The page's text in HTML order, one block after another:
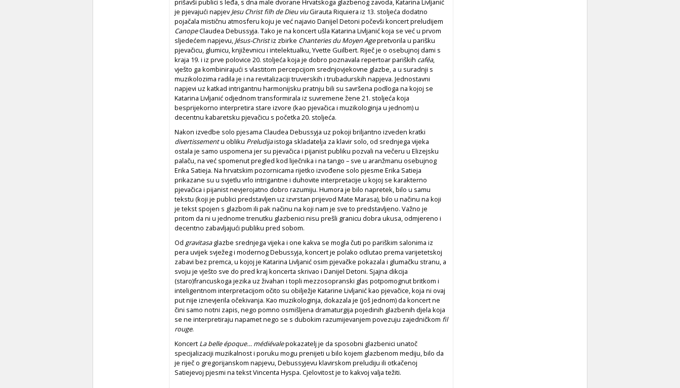
prišavši publici s leđa, s dna male dvorane Hrvatskoga glazbenog zavoda, Katarina Livljanić
je pjevajući napjevJesu Christ filh de Dieu viuGirauta Riquiera iz 13. stoljeća dodatno
pojačala mističnu atmosferu koju je već najavio Danijel Detoni počevši koncert preludijem
CanopeClaudea Debussyja. Tako je na koncert ušla Katarina Livljanić koja se već u prvom
sljedećem napjevu, Jésus-Christiz zbirke Chanteries du Moyen Agepretvorila u parišku
pjevačicu, glumicu, književnicu i intelektualku, Yvette Guilbert. Riječ je o osebujnoj dami s
kraja 19. i iz prve polovice 20. stoljeća koja je dobro poznavala repertoar pariških caféa,
vješto ga kombinirajući s vlastitom percepcijom srednjovjekovne glazbe, a u suradnji s
muzikolozima radila je i na revitalizaciji truverskih i trubadurskih napjeva. Jednostavni
napjevi uz katkad intrigantnu harmonijsku pratnju bili su savršena podloga na kojoj se
Katarina Livljanić odjednom transformirala iz suvremene žene 21. stoljeća koja
besprijekorno interpretira stare izvore (kao pjevačica i muzikologinja u jednom) u
decentnu kabaretsku pjevačicu s početka 20. stoljeća.
Nakon izvedbe solo pjesama Claudea Debussyja uz pokoji briljantno izveden kratki
divertissementu obliku Preludijaistoga skladatelja za klavir solo, od srednjega vijeka
ostala je samo uspomena jer su pjevačica i pijanist publiku pozvali na večeru u Elizejsku
palaču, na već spomenut pregled kod liječnika i na tango – sve u aranžmanu osebujnog
Erika Satieja. Na hrvatskim pozornicama rijetko izvođene solo pjesme Erika Satieja
prikazane su u svjetlu vrlo intrigantne i duhovite interpretacije u kojoj se karakterno
pjevačica i pijanist nevjerojatno dobro razumiju. Humora je bilo napretek, bilo u samu
tekstu (koji je publici predstavljen uz izvrstan prijevod Mate Marasa), bilo u načinu na koji
je tekst spojen s glazbom ili pak načinu na koji nam je sve to predstavljeno. Važno je
pritom da ni u jednome trenutku glazbenici nisu prešli granicu dobra ukusa, odmjereno i
decentno zabavljajući publiku pred sobom.
Od gravitasaglazbe srednjega vijeka i one kakva se mogla čuti po pariškim salonima iz
pera uvijek svježeg i modernog Debussyja, koncert je polako odlutao prema varijetetskoj
zabavi bez premca, u kojoj je Katarina Livljanić osim pjevačke pokazala i glumačku stranu, a
svoju je vješto sve do pred kraj koncerta skrivao i Danijel Detoni. Sjajna dikcija
(staro)francuskoga jezika uz živahan i topli mezzosopranski glas potpomognut britkom i
inteligentnom interpretacijom očito su obilježje Katarine Livljanić kao pjevačice, koja ni ovaj
put nije iznevjerila očekivanja. Kao muzikologinja, dokazala je (još jednom) da koncert ne
čini samo notni zapis, nego pomno osmišljena dramaturgija pojedinih glazbenih djela koja
se ne interpretiraju napamet nego se s dubokim razumijevanjem povezuju zajedničkom fil
rouge.
Koncert La belle époque… médiévalepokazatelj je da sposobni glazbenici unatoč
specijalizaciji muzikalnost i poruku mogu prenijeti u bilo kojem glazbenom mediju, bilo da
je riječ o gregorijanskom napjevu, Debussyjevu klavirskom preludiju ili otkačenoj
Satiejevoj pjesmi na tekst Vincenta Hyspa. Cjelovitost je to kakvoj valja težiti.